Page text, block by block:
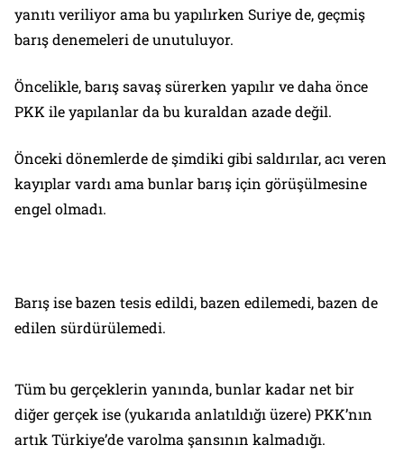
yanıtı veriliyor ama bu yapılırken Suriye de, geçmiş
barış denemeleri de unutuluyor.
Öncelikle, barış savaş sürerken yapılır ve daha önce
PKK ile yapılanlar da bu kuraldan azade değil.
Önceki dönemlerde de şimdiki gibi saldırılar, acı veren
kayıplar vardı ama bunlar barış için görüşülmesine
engel olmadı.
Barış ise bazen tesis edildi, bazen edilemedi, bazen de
edilen sürdürülemedi.
Tüm bu gerçeklerin yanında, bunlar kadar net bir
diğer gerçek ise (yukarıda anlatıldığı üzere) PKK’nın
artık Türkiye’de varolma şansının kalmadığı.